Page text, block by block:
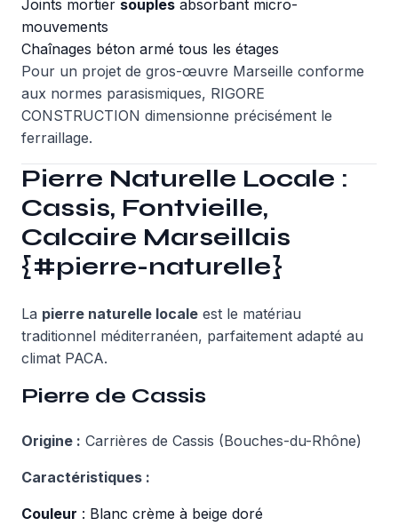
Joints mortier souples absorbant micro-
mouvements
Chaînages béton armé tous les étages
Pour un projet de gros-œuvre Marseille conforme
aux normes parasismiques, RIGORE
CONSTRUCTION dimensionne précisément le
ferraillage.
Pierre Naturelle Locale :
Cassis, Fontvieille,
Calcaire Marseillais
{#pierre-naturelle}
La pierre naturelle locale est le matériau
traditionnel méditerranéen, parfaitement adapté au
climat PACA.
Pierre de Cassis
Origine : Carrières de Cassis (Bouches-du-Rhône)
Caractéristiques :
Couleur : Blanc crème à beige doré